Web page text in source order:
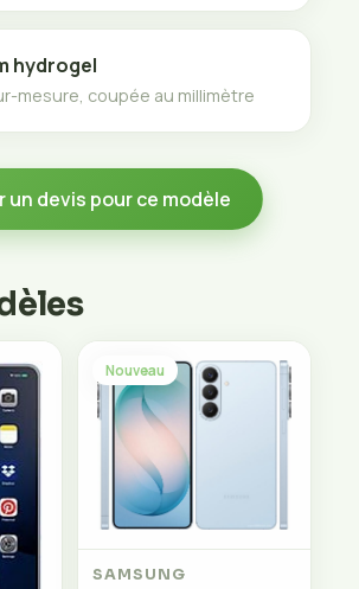
hydrogel
mesure, coupée au millimètre
un devis pour ce modèle
Nouveau
SAMSUNG